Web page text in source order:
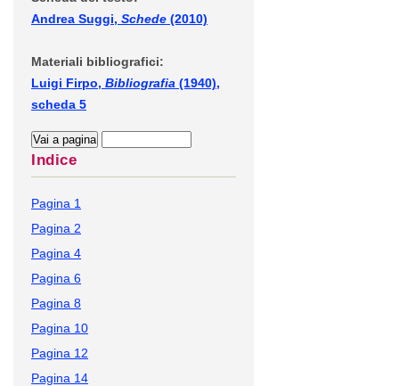
Andrea Suggi, Schede (2010)
Materiali bibliografici:
Luigi Firpo, Bibliografia (1940),
scheda 5
Indice
Pagina 1
Pagina 2
Pagina 4
Pagina 6
Pagina 8
Pagina 10
Pagina 12
Pagina 14